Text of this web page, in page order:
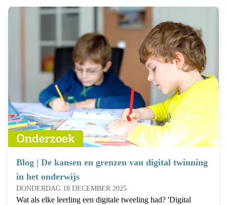
Blog | De kansen en grenzen van digital twinning
in het onderwijs
DONDERDAG 18 DECEMBER 2025
Wat als elke leerling een digitale tweeling had? 'Digital